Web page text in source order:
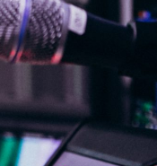
VIJESTI PROGRAM